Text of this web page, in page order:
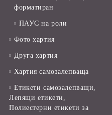
форматиран
ПАУС на роли
Фото хартия
Друга хартия
Хартия самозалепваща
Етикети самозалепващи,
Лепящи етикети,
Полиестерни етикети за